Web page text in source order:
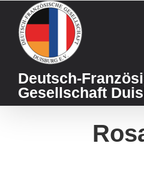
content
Deutsch-
Gesellschaft